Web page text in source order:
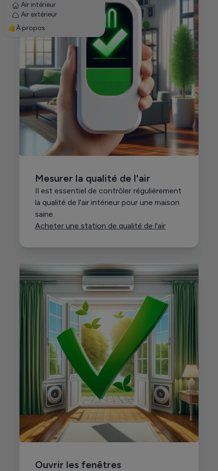
Air intérieur
Air extérieur
👍À propos
Mesurer la qualité de l'air
Il est essentiel de contrôler régulièrement
la qualité de l'air intérieur pour une maison
saine.
Acheter une station de qualité de l'air
Ouvrir les fenêtres